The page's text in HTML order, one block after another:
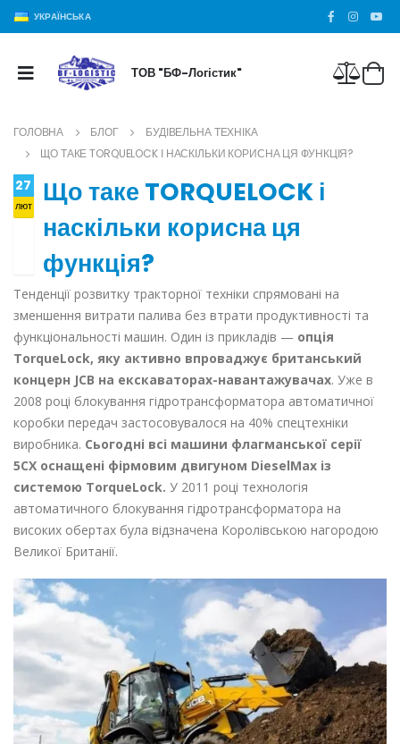
УКРАЇНСЬКА
ТОВ "БФ-Логістик"
ГОЛОВНА БЛОГ
БУДІВЕЛЬНА ТЕХНІКА
ЩО ТАКЕ TORQUELOCK І НАСКІЛЬКИ КОРИСНА ЦЯ ФУНКЦІЯ?
27
лют
Що таке TORQUELOCK і
наскільки корисна ця
функція?
Тенденції розвитку тракторної техніки спрямовані на
зменшення витрати палива без втрати продуктивності та
функціональності машин. Один із прикладів — опція
TorqueLock, яку активно впроваджує британський
концерн JCB на екскаваторах-навантажувачах. Уже в
2008 році блокування гідротрансформатора автоматичної
коробки передач застосовувалося на 40% спецтехніки
виробника. Сьогодні всі машини флагманської серії
5CX оснащені фірмовим двигуном DieselMax із
системою TorqueLock. У 2011 році технологія
автоматичного блокування гідротрансформатора на
високих обертах була відзначена Королівською нагородою
Великої Британії.